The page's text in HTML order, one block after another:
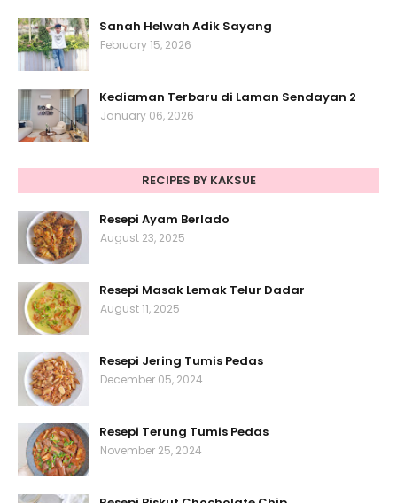
Sanah Helwah Adik Sayang
February 15, 2026
Kediaman Terbaru di Laman Sendayan 2
January 06, 2026
RECIPES BY KAKSUE
Resepi Ayam Berlado
August 23, 2025
Resepi Masak Lemak Telur Dadar
August 11, 2025
Resepi Jering Tumis Pedas
December 05, 2024
Resepi Terung Tumis Pedas
November 25, 2024